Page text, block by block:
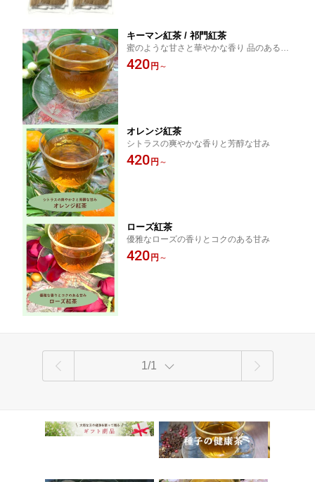
キーマン紅茶 / 祁門紅茶
蜜のような甘さと華やかな香り 品のある滋
味
420 円 ～
オレンジ紅茶
シトラスの爽やかな香りと芳醇な甘み
420 円 ～
ローズ紅茶
優雅なローズの香りとコクのある甘み
420 円 ～
1/1